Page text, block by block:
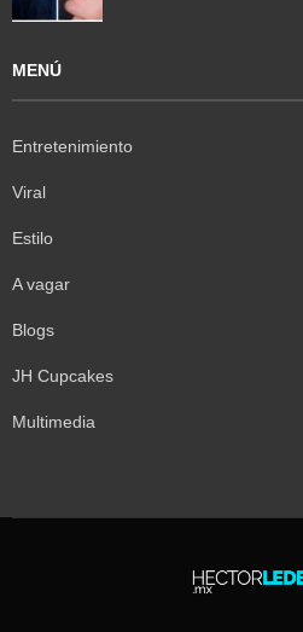
MENÚ
Entretenimiento
Viral
Estilo
A vagar
Blogs
JH Cupcakes
Multimedia